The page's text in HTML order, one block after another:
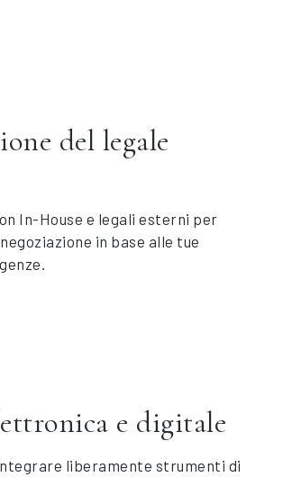
del legale
In-House e legali esterni per
in base alle tue
e digitale
liberamente strumenti di